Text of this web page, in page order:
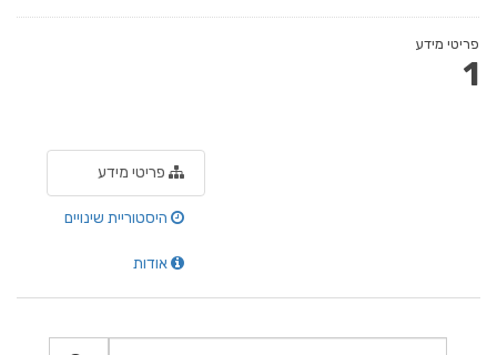
פריטי מידע
1
פריטי מידע
היסטוריית שינויים
אודות